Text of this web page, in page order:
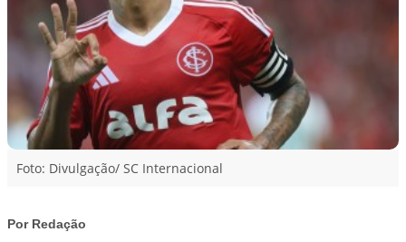
Foto: Divulgação/ SC Internacional
Por Redação